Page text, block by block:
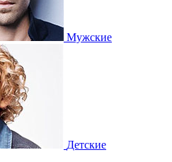
Мужские
Детские